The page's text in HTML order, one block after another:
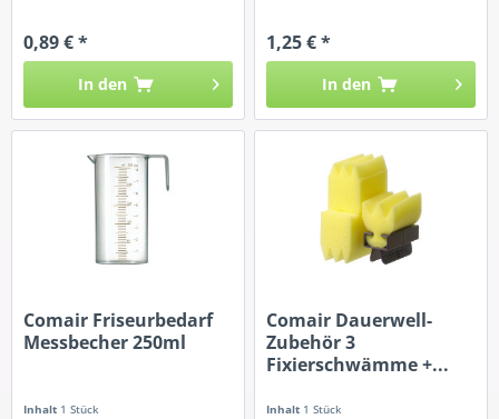
0,89 € *
In den
1,25 € *
In den
Comair Friseurbedarf
Messbecher 250ml
Inhalt 1 Stück
Comair Dauerwell-
Zubehör 3
Fixierschwämme +...
Inhalt 1 Stück